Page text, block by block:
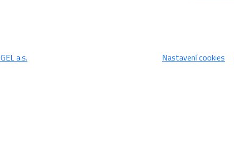
a.s. Nastavení cookies